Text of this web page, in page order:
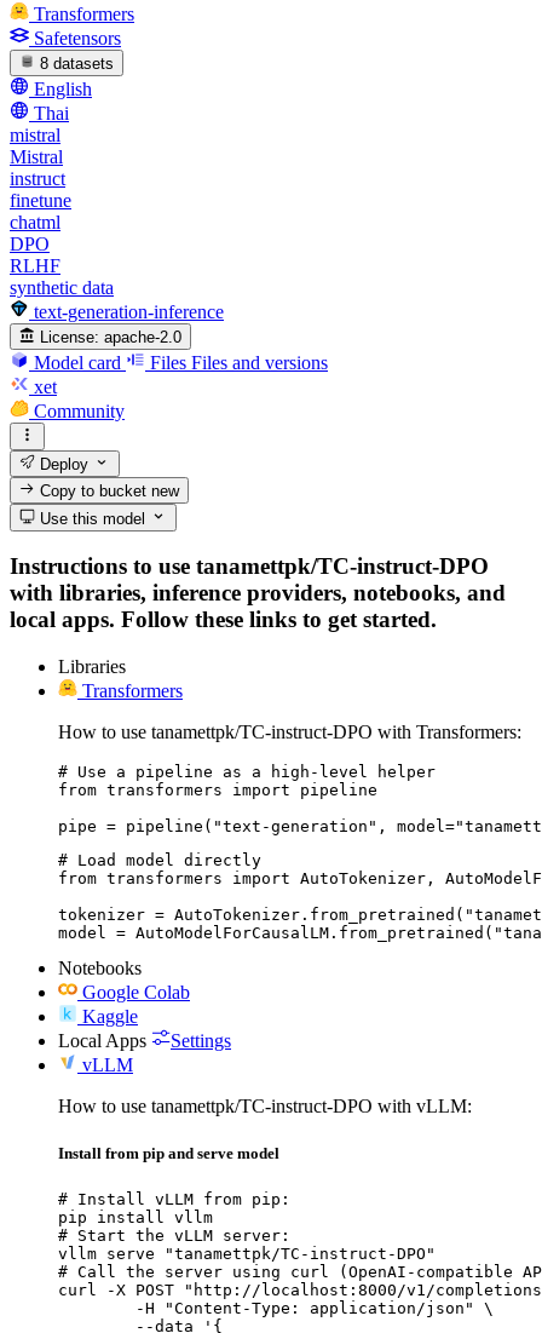
Transformers
Safetensors
8 datasets
English
Thai
mistral
Mistral
instruct
finetune
chatml
DPO
RLHF
synthetic data
text-generation-inference
License: apache-2.0
Model card Files Files and versions
xet
Community
Deploy
Copy to bucketnew
Use this model
Instructions to use tanamettpk/TC-instruct-DPO
with libraries, inference providers, notebooks, and
local apps. Follow these links to get started.
Libraries
Transformers
How to use tanamettpk/TC-instruct-DPO with Transformers:
# Use a pipeline as a high-level helper
from transformers import pipeline
pipe = pipeline("text-generation",
# Load model directly
from transformers import AutoTokenizer,
tokenizer =
model =
Notebooks
Google Colab
Kaggle
Local Apps
Settings
vLLM
How to use tanamettpk/TC-instruct-DPO with vLLM:
Install from pip and serve model
# Install vLLM from pip:
pip install vllm
# Start the vLLM server:
vllm serve "tanamettpk/TC-instruct-DPO"
# Call the server using curl (OpenAI-compatible
curl -X POST "http://localhost:8000/v1/